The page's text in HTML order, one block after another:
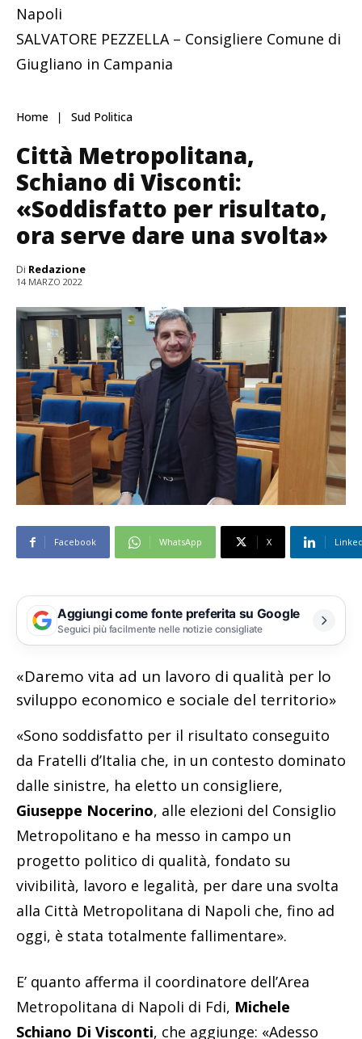
Napoli
SALVATORE PEZZELLA – Consigliere Comune di
Giugliano in Campania
Home Sud Politica
Città Metropolitana,
Schiano di Visconti:
«Soddisfatto per risultato,
ora serve dare una svolta»
Di Redazione
14 MARZO 2022
Facebook WhatsApp X
Aggiungi come fonte preferita su Google
Seguici più facilmente nelle notizie consigliate
«Daremo vita ad un lavoro di qualità per lo
sviluppo economico e sociale del territorio»
«Sono soddisfatto per il risultato conseguito
da Fratelli d’Italia che, in un contesto dominato
dalle sinistre, ha eletto un consigliere,
Giuseppe Nocerino, alle elezioni del Consiglio
Metropolitano e ha messo in campo un
progetto politico di qualità, fondato su
vivibilità, lavoro e legalità, per dare una svolta
alla Città Metropolitana di Napoli che, fino ad
oggi, è stata totalmente fallimentare».
E’ quanto afferma il coordinatore dell’Area
Metropolitana di Napoli di Fdi, Michele
Schiano Di Visconti, che aggiunge: «Adesso